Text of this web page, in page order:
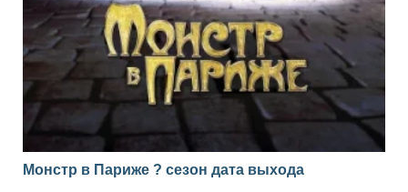
Монстр в Париже ? сезон дата выхода